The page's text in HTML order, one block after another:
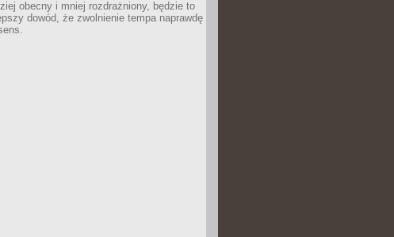
obecny i mniej rozdrażniony, będzie to
dowód, że zwolnienie tempa naprawdę